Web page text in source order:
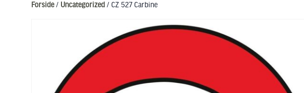
Forside/ Uncategorized / CZ 527 Carbine